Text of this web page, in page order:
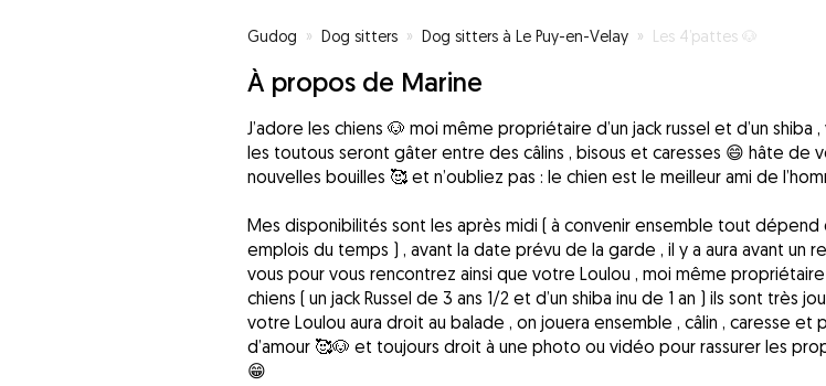
Gudog » Dog sitters » Dog sitters à Le Puy-en-Velay » Les 4’pattes 🐶
À propos de Marine
J’adore les chiens 🐶 moi même propriétaire d’un jack russel et d’un shiba ,
les toutous seront gâter entre des câlins , bisous et caresses 😄 hâte de
nouvelles bouilles 🥰 et n’oubliez pas : le chien est le meilleur ami de
Mes disponibilités sont les après midi ( à convenir ensemble tout dépend
emplois du temps ) , avant la date prévu de la garde , il y a aura avant un
vous pour vous rencontrez ainsi que votre Loulou , moi même
chiens ( un jack Russel de 3 ans 1/2 et d’un shiba inu de 1 an ) ils sont très
votre Loulou aura droit au balade , on jouera ensemble , câlin , caresse et
d’amour 🥰🐶 et toujours droit à une photo ou vidéo pour rassurer les
😁